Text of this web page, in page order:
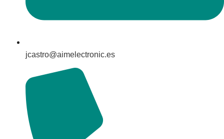
jcastro@aimelectronic.es